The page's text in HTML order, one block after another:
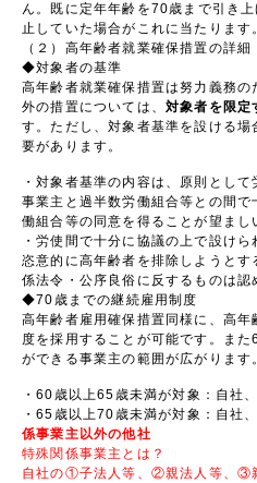
ん。既に定年年齢を70歳まで引き
止していた場合がこれに当たります
（２）高年齢者就業確保措置の詳細
◆対象者の基準
高年齢者就業確保措置は努力義務
外の措置については、 対象者を限定
す。ただし、対象者基準を設ける
要があります。
・対象者基準の内容は、原則とし
事業主と過半数労働組合等との間
働組合等の同意を得ることが望まし
・労使間で十分に協議の上で設け
恣意的に高年齢者を排除しようと
係法令・公序良俗に反するものは認
◆70歳までの継続雇用制度
高年齢者雇用確保措置同様に、高年
度を採用することが可能です。ま
ができる事業主の範囲が広がります
・60歳以上65歳未満が対象：自社
・65歳以上70歳未満が対象：自社
係事業主以外の他社
特殊関係事業主とは？
自社の①子法人等、②親法人等、③